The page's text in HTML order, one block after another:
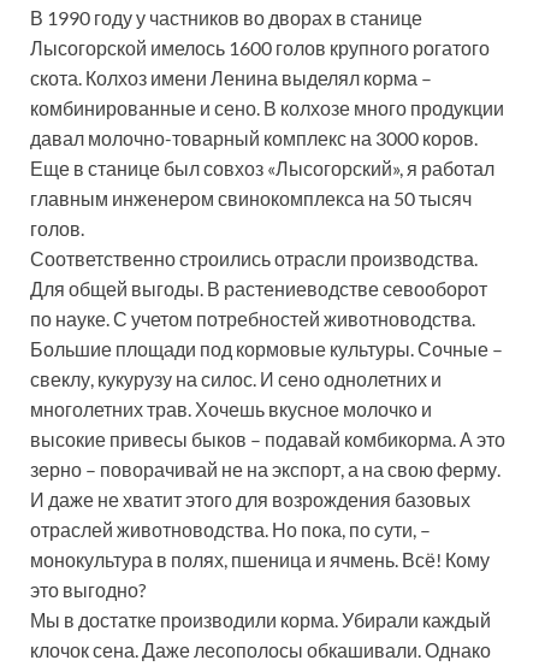
В 1990 году у частников во дворах в станице
Лысогорской имелось 1600 голов крупного рогатого
скота. Колхоз имени Ленина выделял корма –
комбинированные и сено. В колхозе много продукции
давал молочно-товарный комплекс на 3000 коров.
Еще в станице был совхоз «Лысогорский», я работал
главным инженером свинокомплекса на 50 тысяч
голов.
Соответственно строились отрасли производства.
Для общей выгоды. В растениеводстве севооборот
по науке. С учетом потребностей животноводства.
Большие площади под кормовые культуры. Сочные –
свеклу, кукурузу на силос. И сено однолетних и
многолетних трав. Хочешь вкусное молочко и
высокие привесы быков – подавай комбикорма. А это
зерно – поворачивай не на экспорт, а на свою ферму.
И даже не хватит этого для возрождения базовых
отраслей животноводства. Но пока, по сути, –
монокультура в полях, пшеница и ячмень. Всё! Кому
это выгодно?
Мы в достатке производили корма. Убирали каждый
клочок сена. Даже лесополосы обкашивали. Однако